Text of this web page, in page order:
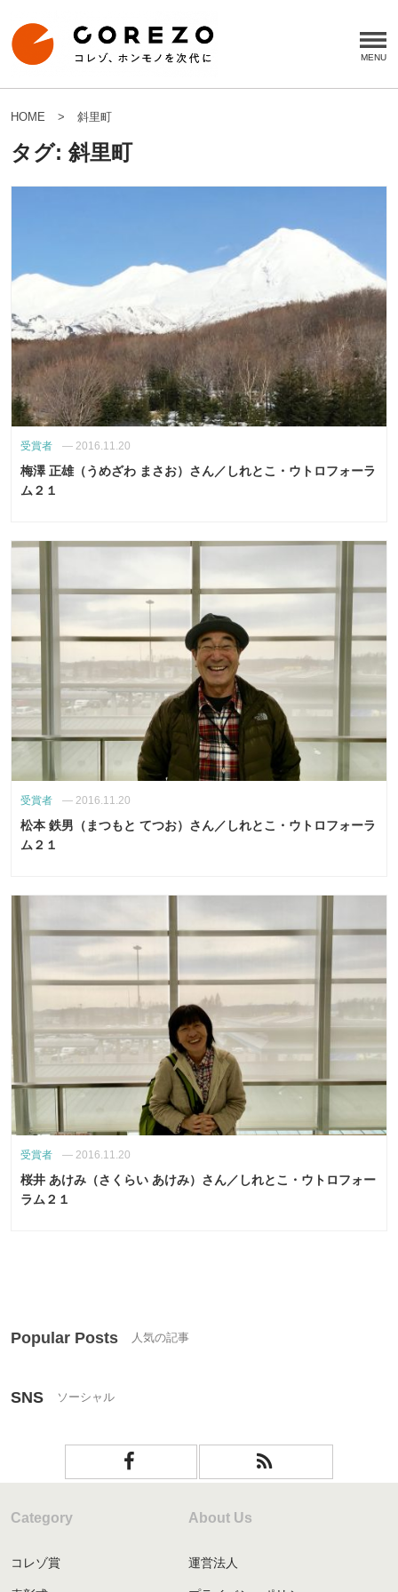
HOME 斜里町
タグ:斜里町
受賞者 — 2016.11.20
梅澤 正雄（うめざわ まさお）さん／しれとこ・ウトロフォーラ
ム２１
受賞者 — 2016.11.20
松本 鉄男（まつもと てつお）さん／しれとこ・ウトロフォーラ
ム２１
受賞者 — 2016.11.20
桜井 あけみ（さくらい あけみ）さん／しれとこ・ウトロフォー
ラム２１
Popular Posts
SNS
Category
コレゾ賞
About Us
運営法人